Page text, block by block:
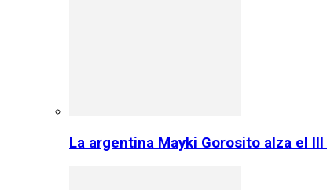
La argentina Mayki Gorosito alza el